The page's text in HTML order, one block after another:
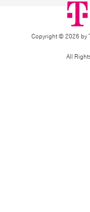
Copyright © 2026 by
All